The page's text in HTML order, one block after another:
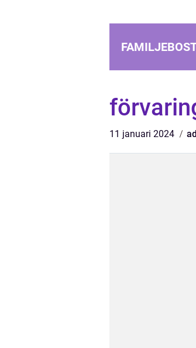
11 januari 2024